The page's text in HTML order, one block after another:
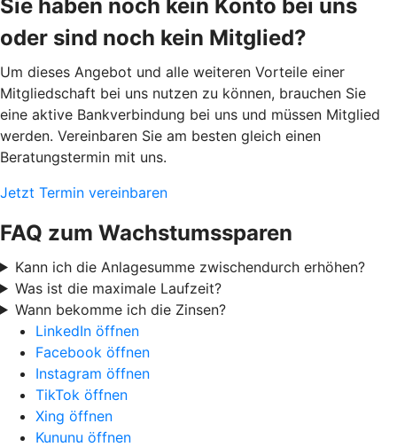
Sie haben noch kein Konto bei uns
oder sind noch kein Mitglied?
Um dieses Angebot und alle weiteren Vorteile einer
Mitgliedschaft bei uns nutzen zu können, brauchen Sie
eine aktive Bankverbindung bei uns und müssen Mitglied
werden. Vereinbaren Sie am besten gleich einen
Beratungstermin mit uns.
Jetzt Termin vereinbaren
FAQ zum Wachstumssparen
Kann ich die Anlagesumme zwischendurch erhöhen?
Was ist die maximale Laufzeit?
Wann bekomme ich die Zinsen?
LinkedIn öffnen
Facebook öffnen
Instagram öffnen
TikTok öffnen
Xing öffnen
Kununu öffnen